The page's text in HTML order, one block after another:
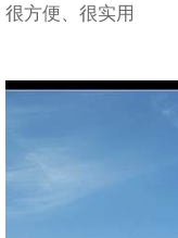
很方便、很实用